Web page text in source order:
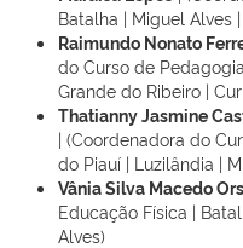
Batalha | Miguel Alves
Raimundo Nonato
do Curso de
Grande do Ribeiro |
Thatianny Jasmine
| (Coordenadora do
do Piauí | Luzilândia |
Vânia Silva Macedo
Educação Física |
Alves)